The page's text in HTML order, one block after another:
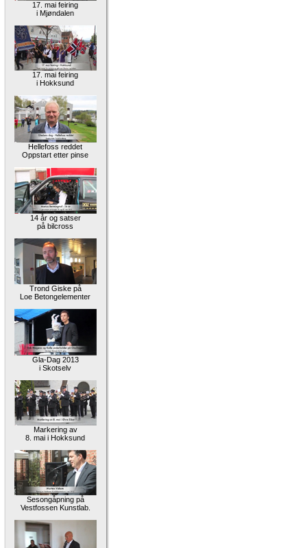
17. mai feiring
i Mjøndalen
17. mai feiring
i Hokksund
Hellefoss reddet
Oppstart etter pinse
14 år og satser
på bilcross
Trond Giske på
Loe Betongelementer
Gla-Dag 2013
i Skotselv
Markering av
8. mai i Hokksund
Sesongåpning på
Vestfossen Kunstlab.